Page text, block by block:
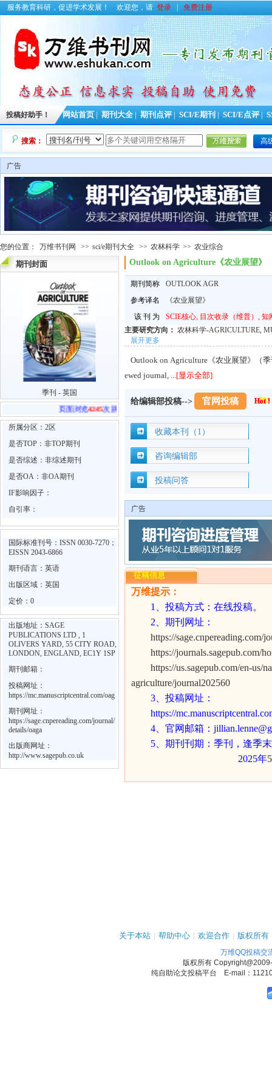
服务教育科研，促进学术发展！ 欢迎您，请 登录 免费注册
投稿好助手！ 网站首页 期刊大全 期刊点评 SCI/E期刊 SCI/E点评
搜索： 高
广告
您的位置： 万维书刊网 >> sci/e期刊大全 >> 农林科学 >> 农业综合
期刊封面
季刊 - 英国
页面浏览 4245次 跳转官网
所属分区：2区
是否TOP：非TOP期刊
是否综述：非综述期刊
是否OA：非OA期刊
IF影响因子：
自引率：
国际标准刊号：ISSN 0030-7270；
EISSN 2043-6866
期刊语言：英语
出版区域：英国
定价：0
出版地址：SAGE
PUBLICATIONS LTD , 1
OLIVERS YARD, 55 CITY ROAD,
LONDON, ENGLAND, EC1Y 1SP
期刊邮箱：
投稿网址：
https://mc.manuscriptcentral.com/oag
期刊网址：
https://sage.cnpereading.com/journal/
details/oaga
出版商网址：
http://www.sagepub.co.uk
Outlook on Agriculture《农业展望》
期刊简称
OUTLOOK AGR
参考译名
《农业展望》
该 刊 为
SCIE核心, 目次收录（维普）, 知
主要研究方向： 农林科学-AGRICULTURE,
展开更多
Outlook on Agriculture《农业展望》（
ewed journal, ...[显示全部]
给编辑部投稿--> 官网投稿
收藏本刊（1）
咨询编辑部
投稿问答
广告
征稿信息
万维提示：
1
、投稿方式：在线投稿。
2 、期刊网址：
https://sage.cnpereading.com/
https://journals.sagepub.com/
https://us.sagepub.com/en-us/
agriculture/journal202560
3 、投稿网址：
https://
4 、官网邮箱：
5 、期刊刊期：季刊，逢季
2025年5
关于本站 | 帮助中心 | 欢迎合作 | 版权所有
万维QQ投稿交
版权所有
纯自助论文投稿平台 E-mail：